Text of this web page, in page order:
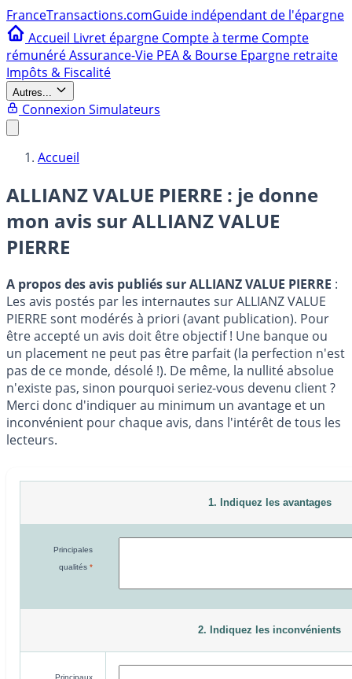
FranceTransactions.comGuide indépendant de l'épargne
Accueil Livret épargne Compte à terme Compte
rémunéréAssurance-Vie PEA & Bourse Epargne retraite
Impôts & Fiscalité
Autres...
Connexion Simulateurs
Accueil
ALLIANZ VALUE PIERRE : je donne
mon avis surALLIANZ VALUE
PIERRE
A propos des avis publiés sur ALLIANZ VALUE PIERRE :
Les avis postés par les internautes sur ALLIANZ VALUE
PIERRE sont modérés à priori (avant publication). Pour
être accepté un avis doit être objectif ! Une banque ou
un placement ne peut pas être parfait (la perfection n'est
pas de ce monde, désolé !). De même, la nullité absolue
n'existe pas, sinon pourquoi seriez-vous devenu client ?
Merci donc d'indiquer au minimum un avantage et un
inconvénient pour chaque avis, dans l'intérêt de tous les
lecteurs.
1. Indiquez les avantages
Principales
qualités *
2. Indiquez les inconvénients
Principaux